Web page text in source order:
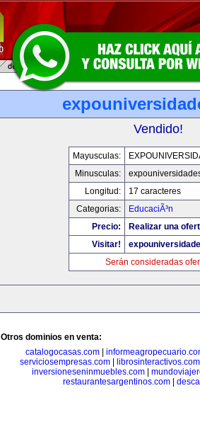
Vendido!
Mayusculas:
Minusculas:
Longitud:
17 caracteres
Categorias:
EducaciÃ³n
Precio:
Realizar una
Visitar!
Serán consideradas
Otros dominios en venta:
catalogocasas.com
serviciosempresas.com| librosinteractivos.com
inversioneseninmuebles.com|
restaurantesargentinos.com|